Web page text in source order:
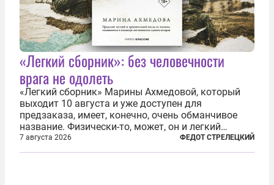
«Легкий сборник»: без человечности
врага не одолеть
«Легкий сборник» Марины Ахмедовой, который
выходит 10 августа и уже доступен для
предзаказа, имеет, конечно, очень обманчивое
название. Физически-то, может, он и легкий
относительно. Но метафизически —
безотносительно тяжелый. Десять рассказов,
7 августа 2026 ФЕДОТ СТРЕЛЕЦКИЙ